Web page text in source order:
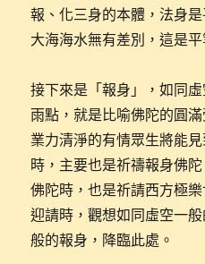
報、化三身的本體，法身
大海海水無有差別，這是平
接下來是「報身」，如同
雨點，就是比喻佛陀的圓
業力清淨的有情眾生將能
時，主要也是祈禱報身佛
佛陀時，也是祈請西方極
迎請時，觀想如同虛空一
般的報身，降臨此處。